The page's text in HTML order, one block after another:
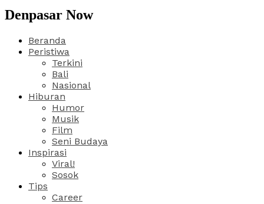
Denpasar Now
Beranda
Peristiwa
Terkini
Bali
Nasional
Hiburan
Humor
Musik
Film
Seni Budaya
Inspirasi
Viral!
Sosok
Tips
Career